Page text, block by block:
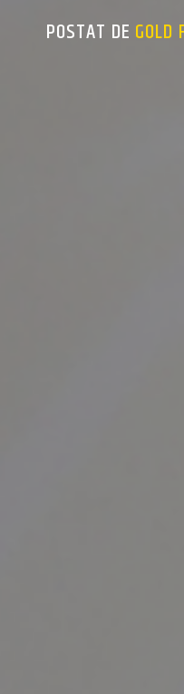
POSTAT DE GOLD